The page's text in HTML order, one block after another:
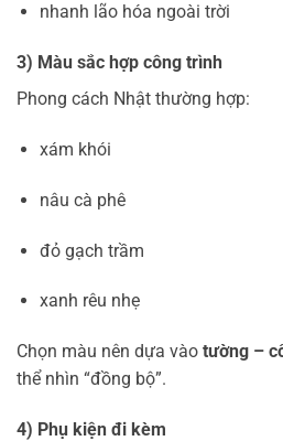
nhanh lão hóa ngoài trời
3) Màu sắc hợp công trình
Phong cách Nhật thường hợp:
xám khói
nâu cà phê
đỏ gạch trầm
xanh rêu nhẹ
Chọn màu nên dựa vào tường –
thể nhìn “đồng bộ”.
4) Phụ kiện đi kèm